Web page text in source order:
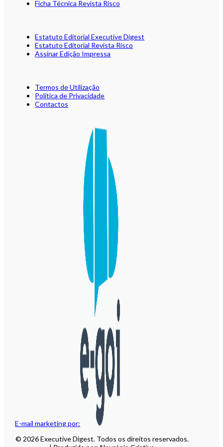
E-mail marketing por:
Ficha Técnica Revista Risco
Estatuto Editorial Executive Digest
Estatuto Editorial Revista Risco
Assinar Edição Impressa
Termos de Utilização
Política de Privacidade
Contactos
© 2026 Executive Digest. Todos os direitos reservados.